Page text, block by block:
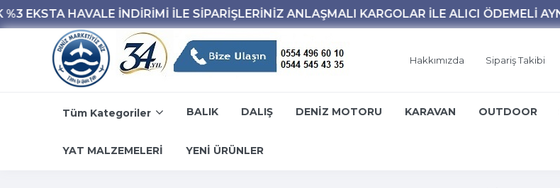
Hakkımızda Sipariş Takibi
Tüm Kategoriler BALIK DALIŞ DENİZ MOTORU KARAVAN OUTDOOR
YAT MALZEMELERİ YENİ ÜRÜNLER